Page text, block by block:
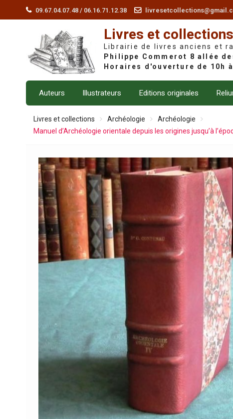
09.67.04.07.48 / 06.16.71.12.38
Livres et collections
Librairie de livres anciens et
Auteurs Illustrateurs Editions originales
Livres et collections Archéologie
Archéologie
Manuel d’Archéologie orientale depuis les origines jusqu’à